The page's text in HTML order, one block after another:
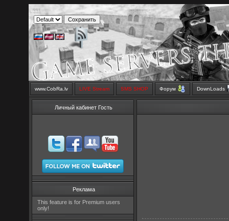
www.CobRa.lv LIVE Stream SMS SHOP Форум DownLoads
Личный кабинет Гость
Реклама
This feature is for Premium users
only!